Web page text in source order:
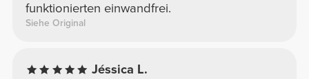
funktionierten einwandfrei.
Siehe Original
Jéssica L.